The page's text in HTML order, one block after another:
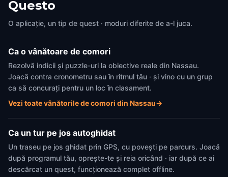
Questo
O aplicație, un tip de quest · moduri diferite de a-l juca.
Ca o vânătoare de comori
Rezolvă indicii și puzzle-uri la obiective reale din Nassau.
Joacă contra cronometru sau în ritmul tău · și vino cu un grup
ca să concurați pentru un loc în clasament.
Vezi toate vânătorile de comori din Nassau→
Ca un tur pe jos autoghidat
Un traseu pe jos ghidat prin GPS, cu povești pe parcurs. Joacă
după programul tău, oprește-te și reia oricând · iar după ce ai
descărcat un quest, funcționează complet offline.